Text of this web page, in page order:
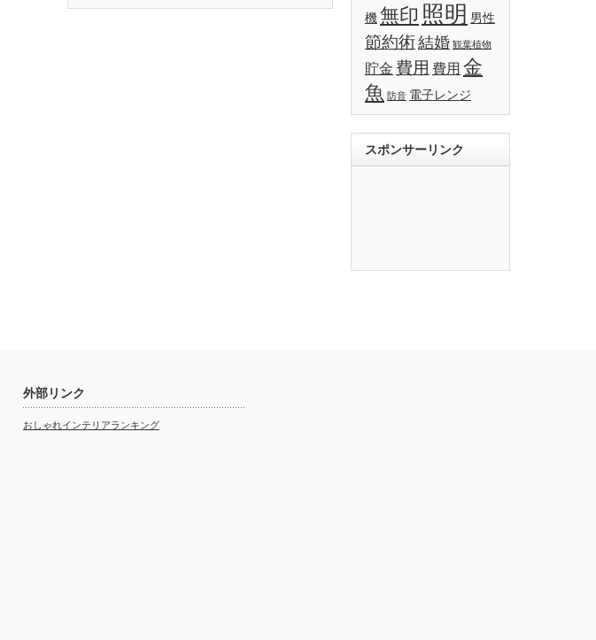
機 無印 照明 男性
節約術結婚 観葉植物
貯金 費用 費用 金
魚 防音 電子レンジ
スポンサーリンク
外部リンク
おしゃれインテリアランキング